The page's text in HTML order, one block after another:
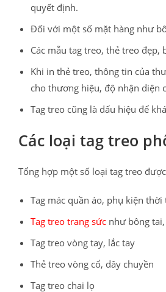
quyết định.
Đối với một số mặt hàng như
Các mẫu tag treo, thẻ treo
Khi in thẻ treo, thông tin của
cho thương hiệu, độ nhận diện
Tag treo cũng là dấu hiệu để
Các loại tag treo
Tổng hợp một số loại tag treo
Tag mác quần áo, phụ kiện thời
Tag treo trang sức như bông
Tag treo vòng tay, lắc tay
Thẻ treo vòng cổ, dây chuyền
Tag treo chai lọ